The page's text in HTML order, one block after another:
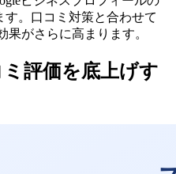
。口コミ対策と合わせて
がさらに高まります。
評価を底上げす